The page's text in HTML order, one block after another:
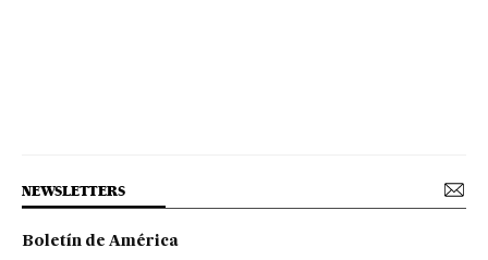
NEWSLETTERS
Boletín de América